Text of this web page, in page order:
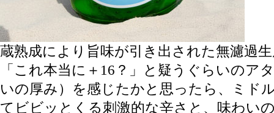
蔵熟成により旨味が引き出された無濾過
「これ本当に＋16？」と疑うぐらいのア
いの厚み）を感じたかと思ったら、ミド
てビビッとくる刺激的な辛さと、味わい